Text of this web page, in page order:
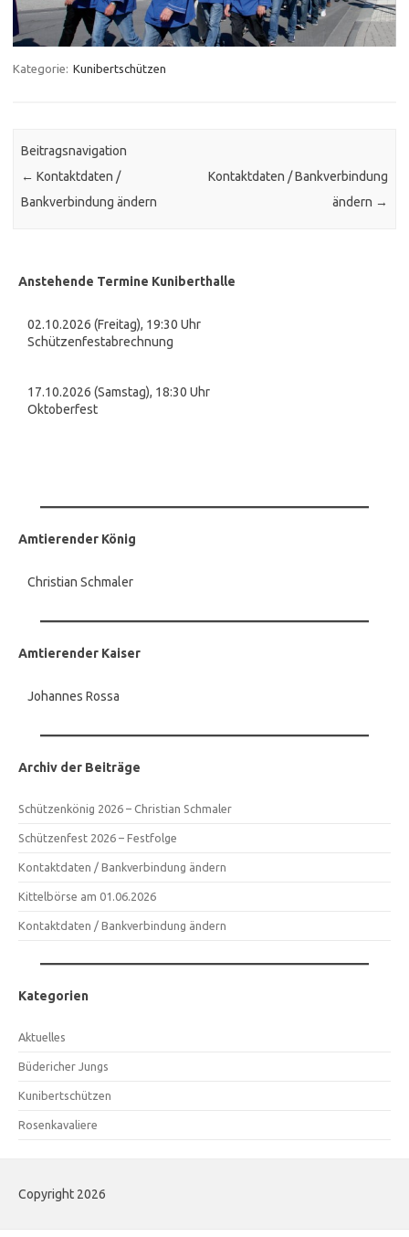
Kategorie: Kunibertschützen
Beitragsnavigation
← Kontaktdaten /
Bankverbindung ändern
Kontaktdaten / Bankverbindung
ändern →
Anstehende Termine Kuniberthalle
02.10.2026 (Freitag), 19:30 Uhr
Schützenfestabrechnung
17.10.2026 (Samstag), 18:30 Uhr
Oktoberfest
Amtierender König
Christian Schmaler
Amtierender Kaiser
Johannes Rossa
Archiv der Beiträge
Schützenkönig 2026 – Christian Schmaler
Schützenfest 2026 – Festfolge
Kontaktdaten / Bankverbindung ändern
Kittelbörse am 01.06.2026
Kontaktdaten / Bankverbindung ändern
Kategorien
Aktuelles
Büdericher Jungs
Kunibertschützen
Rosenkavaliere
Copyright 2026